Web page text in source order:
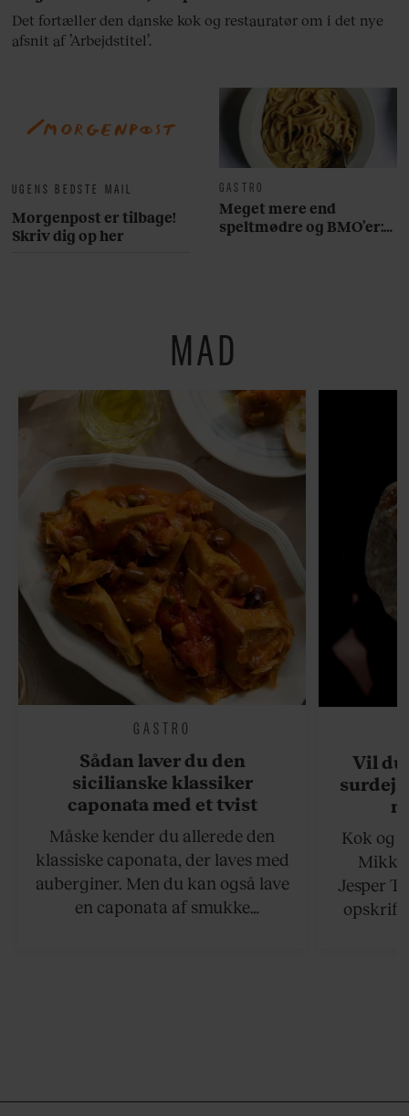
UGENS BEDSTE MAIL
Morgenpost er tilbage!
Skriv dig op her
GASTRO
Meget mere end
speltmødre og BMO’er:
Det fortæller den danske kok og restauratør om i det nye
afsnit af ’Arbejdstitel’.
MAD
GASTRO
Sådan laver du den
sicilianske klassiker
caponata med et tvist
Måske kender du allerede den
klassiske caponata, der laves med
auberginer. Men du kan også lave
en caponata af smukke
Vil du
Kok og
Jesper
opskrift